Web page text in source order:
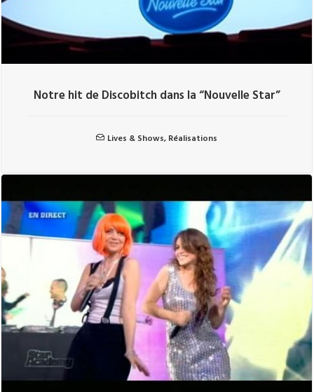
Notre hit de Discobitch dans la “Nouvelle Star”
Lives & Shows, Réalisations